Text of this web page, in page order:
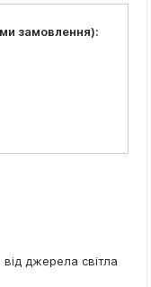
замовлення):
джерела світла